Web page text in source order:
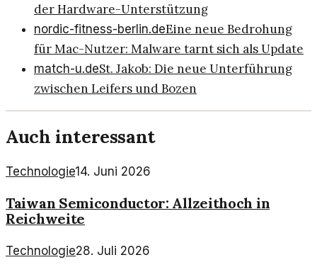
der Hardware-Unterstützung
nordic-fitness-berlin.deEine neue Bedrohung
für Mac-Nutzer: Malware tarnt sich als Update
match-u.deSt. Jakob: Die neue Unterführung
zwischen Leifers und Bozen
Auch interessant
Technologie14. Juni 2026
Taiwan Semiconductor: Allzeithoch in
Reichweite
Technologie28. Juli 2026